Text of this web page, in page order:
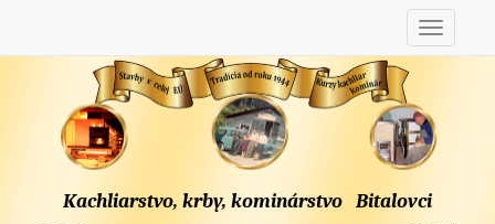
Kachliarstvo, krby, kominárstvo Bitalovci